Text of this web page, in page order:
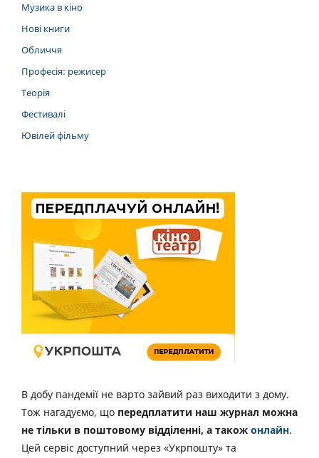
Музика в кіно
Нові книги
Обличчя
Професія: режисер
Теорія
Фестивалі
Ювілей фільму
В добу пандемії не варто зайвий раз виходити з дому.
Тож нагадуємо, що передплатити наш журнал можна
не тільки в поштовому відділенні, а також онлайн.
Цей сервіс доступний через «Укрпошту» та